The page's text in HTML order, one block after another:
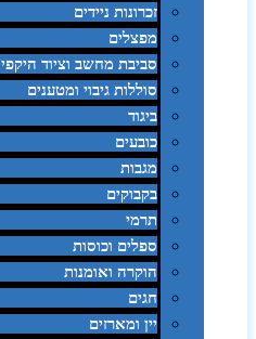
זכרונות ניידים
מפצלים
סביבת מחשב וציוד היקפי
סוללות גיבוי ומטענים
ביגוד
כובעים
מגבות
בקבוקים
תרמי
ספלים וכוסות
הוקרה ואומנות
חגים
יין ומארזים